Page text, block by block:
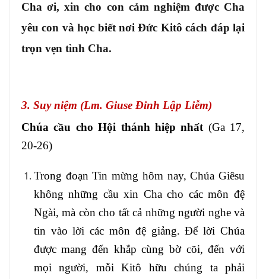
Cha ơi, xin cho con cảm nghiệm được Cha
yêu con và học biết nơi Đức Kitô cách đáp lại
trọn vẹn tình Cha.
3. Suy niệm (Lm. Giuse Đinh Lập Liễm)
Chúa cầu cho Hội thánh hiệp nhất (Ga 17,
20-26)
Trong đoạn Tin mừng hôm nay, Chúa Giêsu
không những cầu xin Cha cho các môn đệ
Ngài, mà còn cho tất cả những người nghe và
tin vào lời các môn đệ giảng. Để lời Chúa
được mang đến khắp cùng bờ cõi, đến với
mọi người, mỗi Kitô hữu chúng ta phải